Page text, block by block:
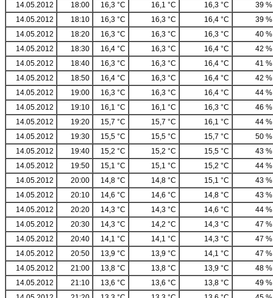
14.05.2012
18:00 16,3 °C 16,1 °C 16,3 °C
39 %
14.05.2012
18:10 16,3 °C 16,3 °C 16,4 °C
39 %
14.05.2012
18:20 16,3 °C 16,3 °C 16,3 °C
40 %
14.05.2012
18:30 16,4 °C 16,3 °C 16,4 °C
42 %
14.05.2012
18:40 16,3 °C 16,3 °C 16,4 °C
41 %
14.05.2012
18:50 16,4 °C 16,3 °C 16,4 °C
42 %
14.05.2012
19:00 16,3 °C 16,3 °C 16,4 °C
44 %
14.05.2012
19:10 16,1 °C 16,1 °C 16,3 °C
46 %
14.05.2012
19:20 15,7 °C 15,7 °C 16,1 °C
44 %
14.05.2012
19:30 15,5 °C 15,5 °C 15,7 °C
50 %
14.05.2012
19:40 15,2 °C 15,2 °C 15,5 °C
43 %
14.05.2012
19:50 15,1 °C 15,1 °C 15,2 °C
44 %
14.05.2012
20:00 14,8 °C 14,8 °C 15,1 °C
43 %
14.05.2012
20:10 14,6 °C 14,6 °C 14,8 °C
43 %
14.05.2012
20:20 14,3 °C 14,3 °C 14,6 °C
44 %
14.05.2012
20:30 14,3 °C 14,2 °C 14,3 °C
47 %
14.05.2012
20:40 14,1 °C 14,1 °C 14,3 °C
47 %
14.05.2012
20:50 13,9 °C 13,9 °C 14,1 °C
47 %
14.05.2012
21:00 13,8 °C 13,8 °C 13,9 °C
48 %
14.05.2012
21:10 13,6 °C 13,6 °C 13,8 °C
49 %